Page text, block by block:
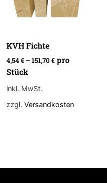
KVH Fichte
4,54€ –151,70€ pro
Stück
inkl. MwSt.
zzgl. Versandkosten